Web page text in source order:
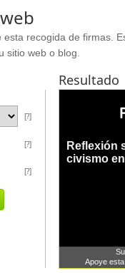
recogida de firmas.
sitio web o blog.
Resultado
[?]
[?]
[?]